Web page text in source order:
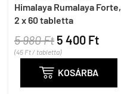
Himalaya Rumalaya Forte,
2 x 60 tabletta
5 980 Ft 5 400 Ft
(45 Ft / tabletta)
 KOSÁRBA